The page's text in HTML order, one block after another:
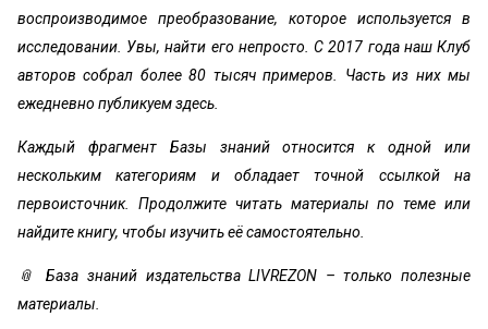
воспроизводимое преобразование, которое используется в
исследовании. Увы, найти его непросто. С 2017 года наш Клуб
авторов собрал более 80 тысяч примеров. Часть из них мы
ежедневно публикуем здесь.
Каждый фрагмент Базы знаний относится к одной или
нескольким категориям и обладает точной ссылкой на
первоисточник. Продолжите читать материалы по теме или
найдите книгу, чтобы изучить её самостоятельно.
📎 База знаний издательства LIVREZON – только полезные
материалы.